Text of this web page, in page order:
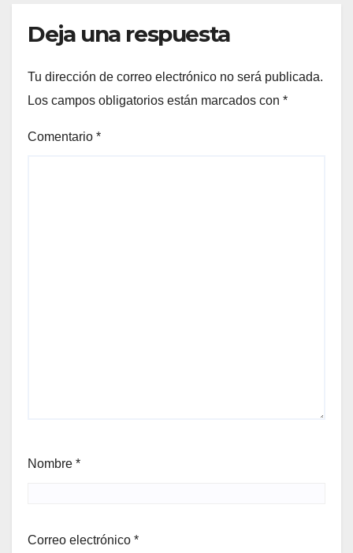
Deja una respuesta
Tu dirección de correo electrónico no será publicada.
Los campos obligatorios están marcados con *
Comentario *
Nombre *
Correo electrónico *